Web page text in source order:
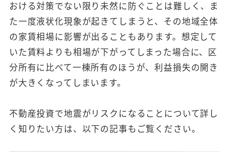
おける対策でない限り未然に防ぐことは難しく、ま
た一度液状化現象が起きてしまうと、その地域全体
の家賃相場に影響が出ることもあります。想定して
いた賃料よりも相場が下がってしまった場合に、区
分所有に比べて一棟所有のほうが、利益損失の開き
が大きくなってしまいます。
不動産投資で地震がリスクになることについて詳し
く知りたい方は、以下の記事もご覧ください。